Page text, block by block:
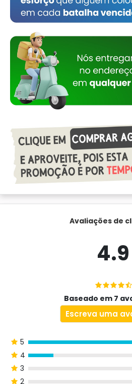
Avaliações de
4.9
Baseado em 7
Escreva uma
5
4
3
2